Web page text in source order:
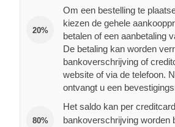
20%
Om een bestelling te
kiezen de gehele
betalen of een aanbetaling
De betaling kan worden
bankoverschrijving of
website of via de telefoon.
ontvangt u een
80%
Het saldo kan per
bankoverschrijving worden